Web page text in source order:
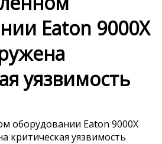
Eaton 9000X
уязвимость
оборудовании Eaton 9000X
критическая уязвимость